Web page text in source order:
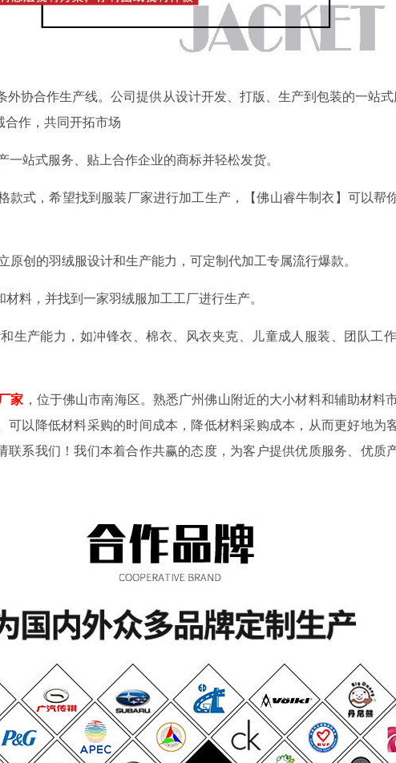
协合作生产线。公司提供从设计开发、打版、生产到包装的一站式
作，共同开拓市场
站式服务、贴上合作企业的商标并轻松发货。
款式，希望找到服装厂家进行加工生产，【佛山睿牛制衣】可以帮
创的羽绒服设计和生产能力，可定制代加工专属流行爆款。
料，并找到一家羽绒服加工工厂进行生产。
生产能力，如冲锋衣、棉衣、风衣夹克、儿童成人服装、团队工
家 ，位于佛山市南海区。熟悉广州佛山附近的大小材料和辅助材料
以降低材料采购的时间成本，降低材料采购成本，从而更好地为
系我们！我们本着合作共赢的态度，为客户提供优质服务、优质